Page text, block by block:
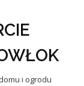
i ogrodu